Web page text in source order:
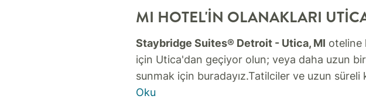
MI HOTEL'IN OLANAKLARI
Staybridge Suites® Detroit - Utica, MI oteline
için Utica'dan geçiyor olun; veya daha uzun
sunmak için buradayız.Tatilciler ve uzun
Oku